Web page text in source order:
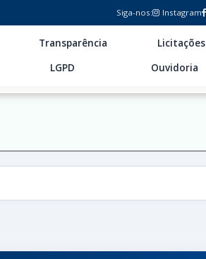
Siga-nos: Instagram
Transparência Licitações
LGPD Ouvidoria